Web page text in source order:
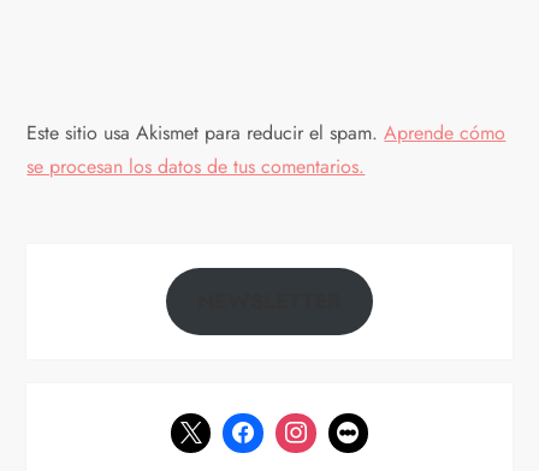
n
t
Este sitio usa Akismet para reducir el spam.Aprende cómo
se procesan los datos de tus comentarios.